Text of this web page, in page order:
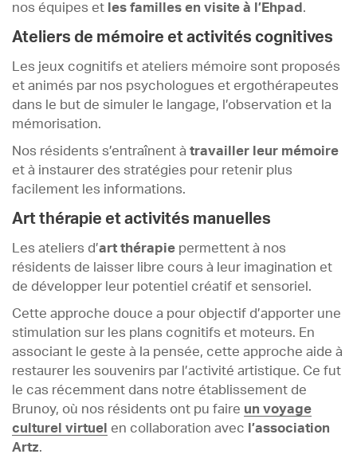
nos équipes et les familles en visite à l’Ehpad .
Ateliers de mémoire et activités cognitives
Les jeux cognitifs et ateliers mémoire sont proposés
et animés par nos psychologues et ergothérapeutes
dans le but de simuler le langage, l’observation et la
mémorisation.
Nos résidents s’entraînent à travailler leur mémoire
et à instaurer des stratégies pour retenir plus
facilement les informations.
Art thérapie et activités manuelles
Les ateliers d’art thérapie permettent à nos
résidents de laisser libre cours à leur imagination et
de développer leur potentiel créatif et sensoriel.
Cette approche douce a pour objectif d’apporter une
stimulation sur les plans cognitifs et moteurs. En
associant le geste à la pensée, cette approche aide à
restaurer les souvenirs par l’activité artistique. Ce fut
le cas récemment dans notre établissement de
Brunoy, où nos résidents ont pu faire un voyage
culturel virtuel
en collaboration avec
l’association
Artz.